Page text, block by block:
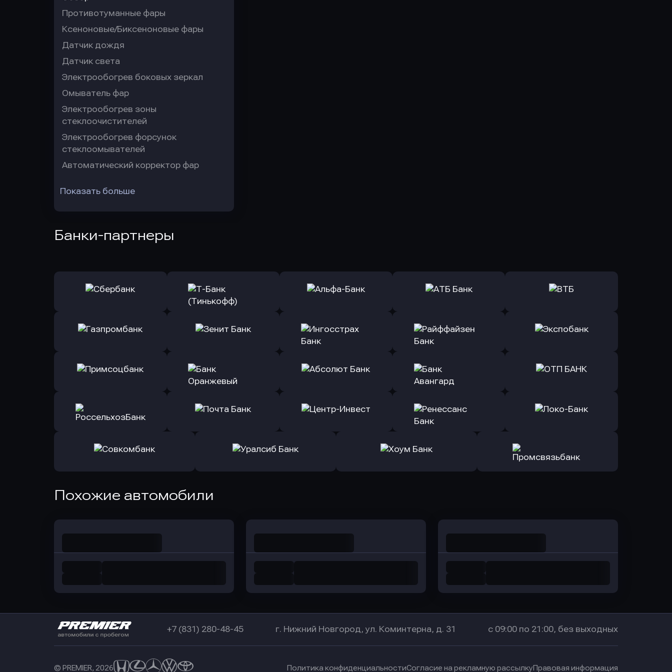
Противотуманные фары
Ксеноновые/Биксеноновые фары
Датчик дождя
Датчик света
Электрообогрев боковых зеркал
Омыватель фар
Электрообогрев зоны
стеклоочистителей
Электрообогрев форсунок
стеклоомывателей
Автоматический корректор фар
Показать больше
Банки-партнеры
Оправить заявку
Оправить заявку
Оправить заявку
в Альфа-Банк
Оправить заявку
в АТБ Банк
Оправить заявку
Оправить заявку
Оправить заявку
в Зенит Банк
Оправить заявку
Оправить заявку
в Райффайзен Банк
Оправить заявку
Оправить заявку
в Примсоцбанк
Оправить заявку
Оправить заявку
Оправить заявку
в Банк Авангард
Оправить заявку
Оправить заявку
Оправить заявку
Оправить заявку
в Локо-Банк
в Совкомбанк
Похожие автомобили
+7 (831) 280-48-45 г. Нижний Новгород, ул. Коминтерна, д. 31 с 09:00 по 21:00, без выходных
© PREMIER, 2026 Политика конфиденциальностиСогласие на рекламную рассылкуПравовая информация